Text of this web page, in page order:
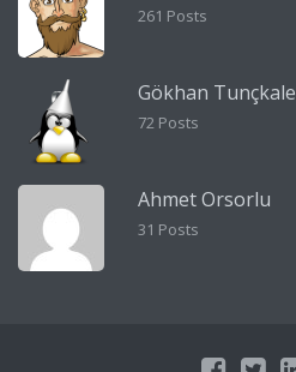
261 Posts
Gökhan Tunçkale
72 Posts
Ahmet Orsorlu
31 Posts